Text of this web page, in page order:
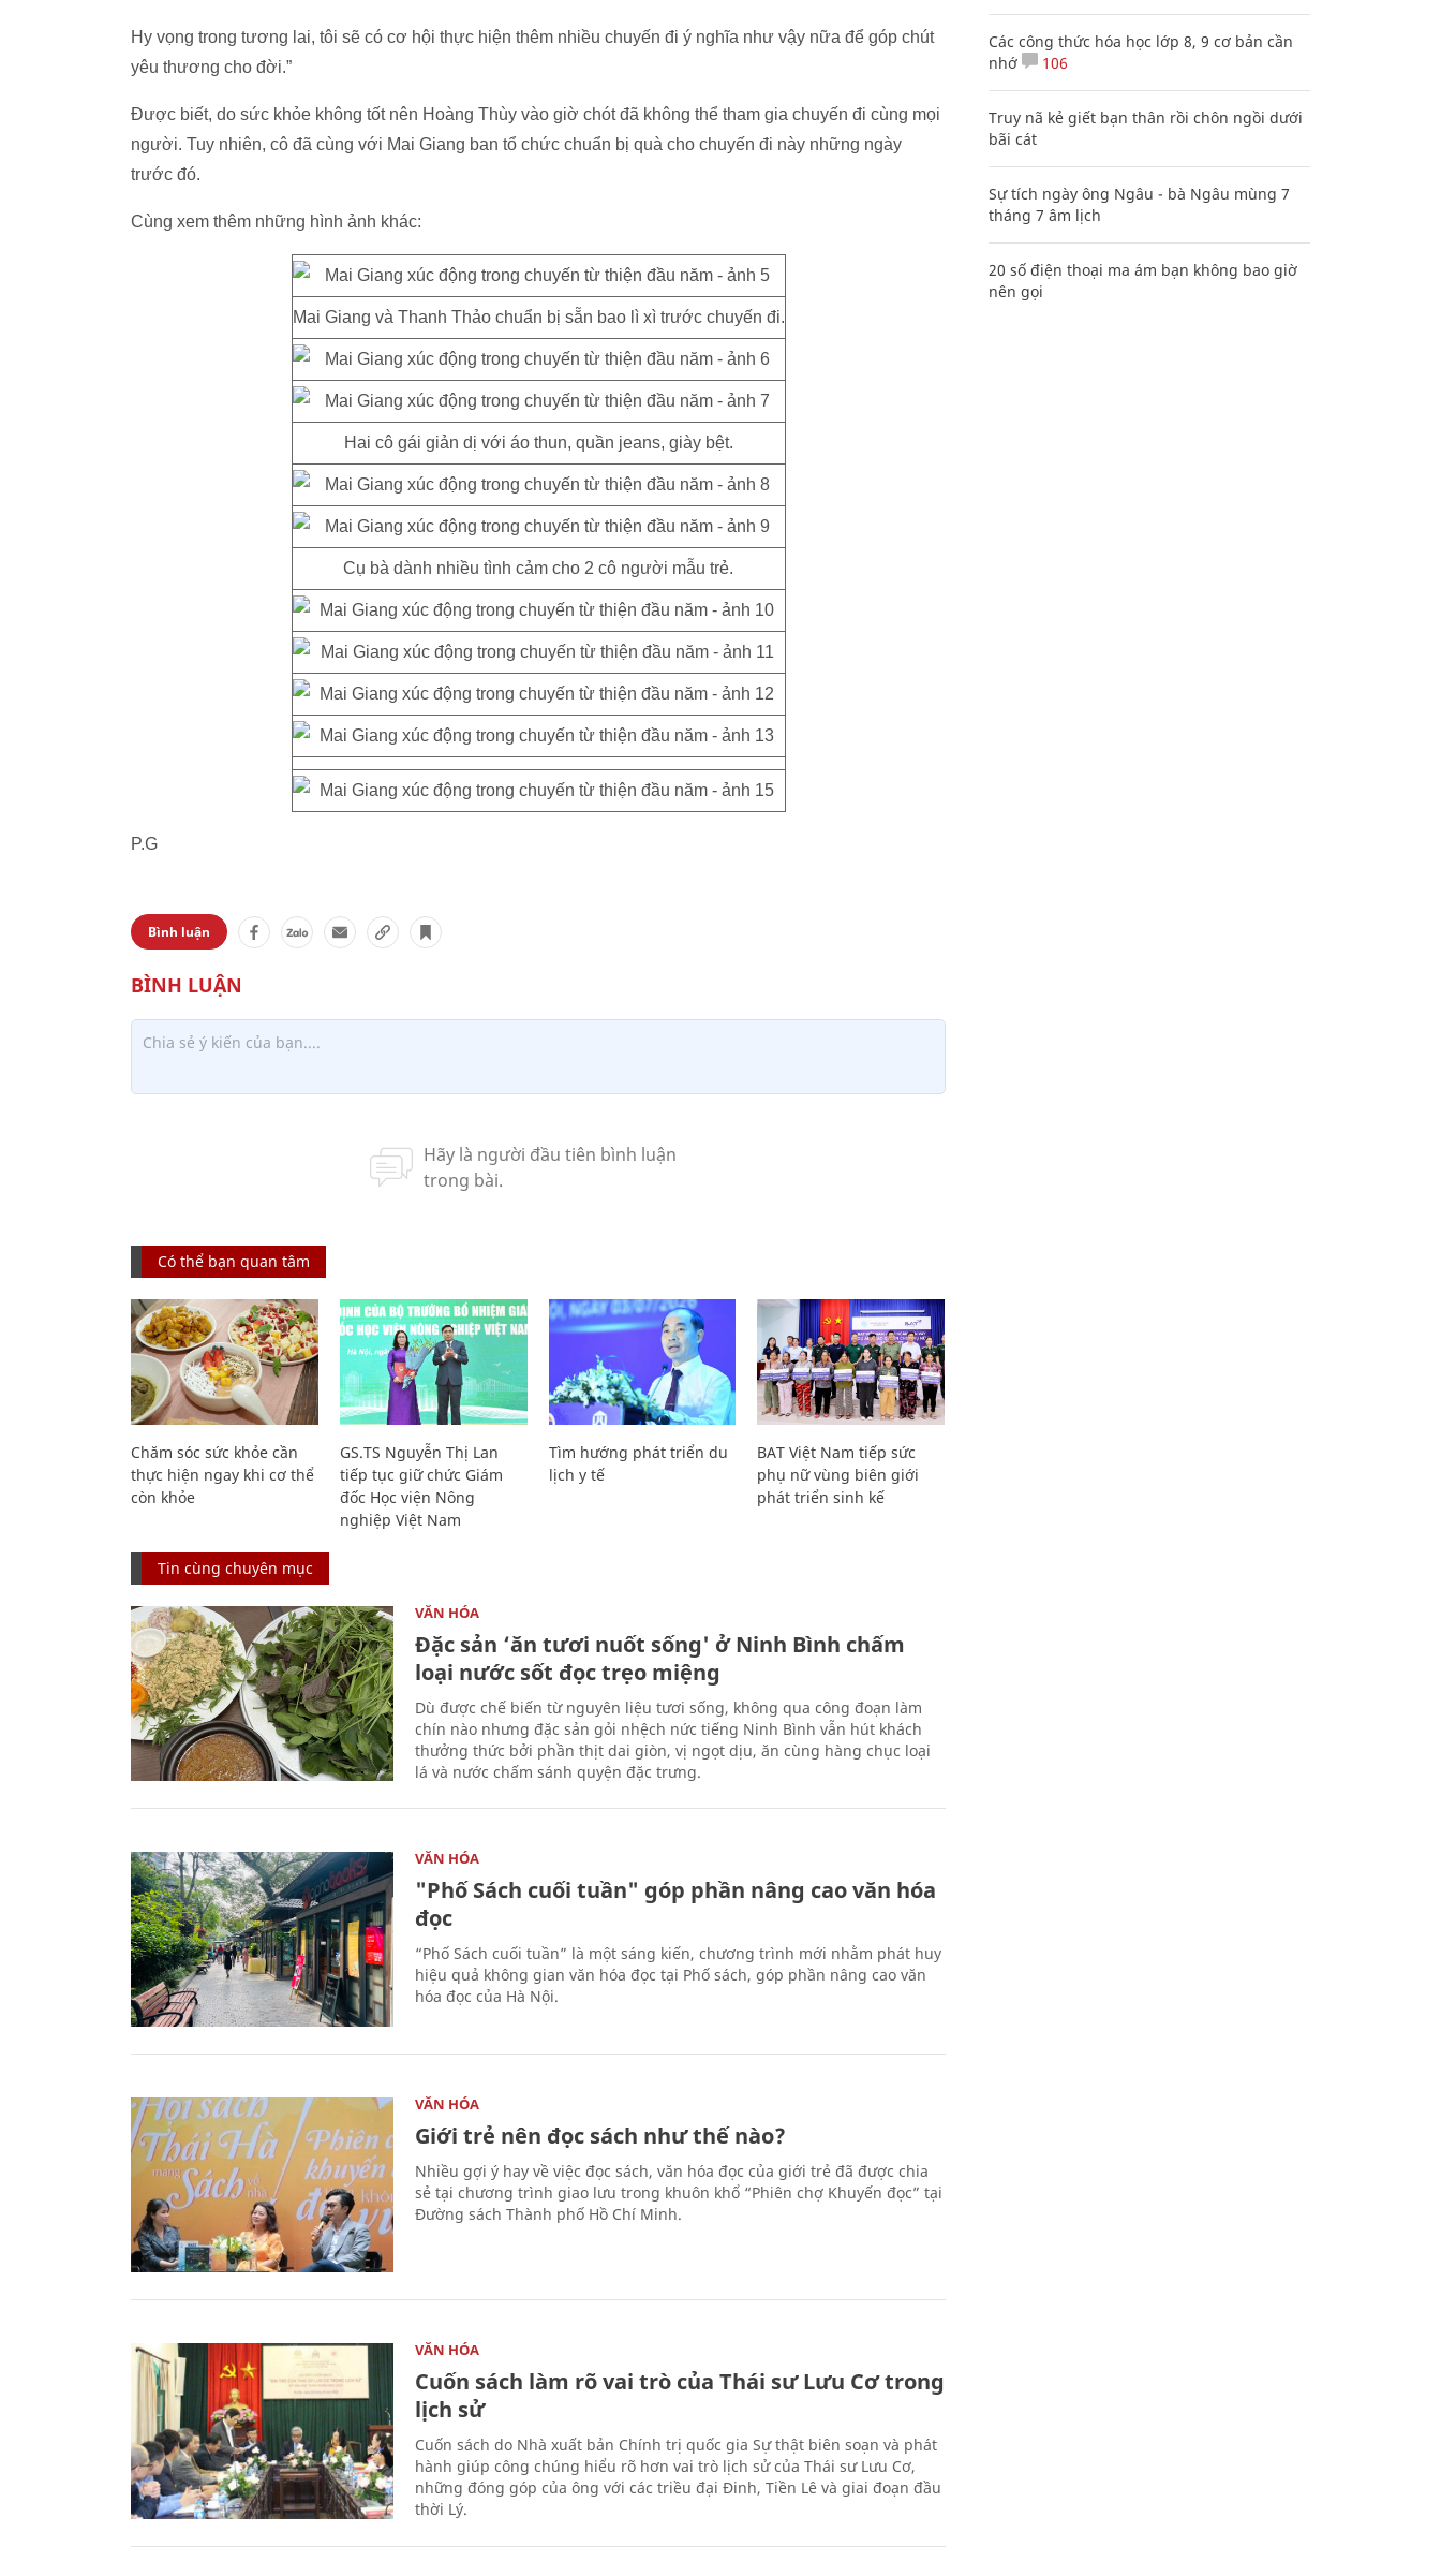
Hy vọng trong tương lai, tôi sẽ có cơ hội thực hiện thêm nhiều chuyến đi ý nghĩa như vậy nữa để góp chút
yêu thương cho đời.”
Được biết, do sức khỏe không tốt nên Hoàng Thùy vào giờ chót đã không thể tham gia chuyến đi cùng mọi
người. Tuy nhiên, cô đã cùng với Mai Giang ban tổ chức chuẩn bị quà cho chuyến đi này những ngày
trước đó.
Cùng xem thêm những hình ảnh khác:
Mai Giang và Thanh Thảo chuẩn bị sẵn bao lì xì trước chuyến đi.
Hai cô gái giản dị với áo thun, quần jeans, giày bệt.
Cụ bà dành nhiều tình cảm cho 2 cô người mẫu trẻ.
P.G
Bình luận
Có thể bạn quan tâm
Chăm sóc sức khỏe cần
thực hiện ngay khi cơ thể
còn khỏe
GS.TS Nguyễn Thị Lan
tiếp tục giữ chức Giám
đốc Học viện Nông
nghiệp Việt Nam
Tìm hướng phát triển du
lịch y tế
BAT Việt Nam tiếp sức
phụ nữ vùng biên giới
phát triển sinh kế
Tin cùng chuyên mục
VĂN HÓA
Đặc sản ‘ăn tươi nuốt sống' ở Ninh Bình chấm
loại nước sốt đọc trẹo miệng
Dù được chế biến từ nguyên liệu tươi sống, không qua công đoạn làm
chín nào nhưng đặc sản gỏi nhệch nức tiếng Ninh Bình vẫn hút khách
thưởng thức bởi phần thịt dai giòn, vị ngọt dịu, ăn cùng hàng chục loại
lá và nước chấm sánh quyện đặc trưng.
VĂN HÓA
"Phố Sách cuối tuần" góp phần nâng cao văn hóa
đọc
“Phố Sách cuối tuần” là một sáng kiến, chương trình mới nhằm phát huy
hiệu quả không gian văn hóa đọc tại Phố sách, góp phần nâng cao văn
hóa đọc của Hà Nội.
VĂN HÓA
Giới trẻ nên đọc sách như thế nào?
Nhiều gợi ý hay về việc đọc sách, văn hóa đọc của giới trẻ đã được chia
sẻ tại chương trình giao lưu trong khuôn khổ “Phiên chợ Khuyến đọc” tại
Đường sách Thành phố Hồ Chí Minh.
VĂN HÓA
Cuốn sách làm rõ vai trò của Thái sư Lưu Cơ trong
lịch sử
Cuốn sách do Nhà xuất bản Chính trị quốc gia Sự thật biên soạn và phát
hành giúp công chúng hiểu rõ hơn vai trò lịch sử của Thái sư Lưu Cơ,
những đóng góp của ông với các triều đại Đinh, Tiền Lê và giai đoạn đầu
thời Lý.
Các công thức hóa học lớp 8, 9 cơ bản cần
nhớ
106
Truy nã kẻ giết bạn thân rồi chôn ngồi dưới
bãi cát
Sự tích ngày ông Ngâu - bà Ngâu mùng 7
tháng 7 âm lịch
20 số điện thoại ma ám bạn không bao giờ
nên gọi